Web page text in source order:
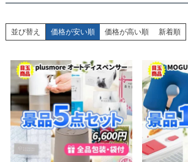
並び替え 価格が安い順 価格が高い順 新着順